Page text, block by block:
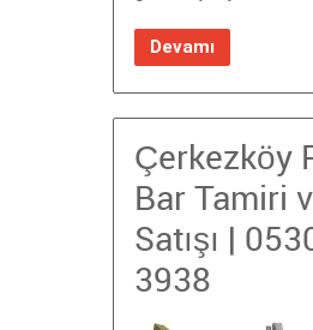
Devamı
Çerkezköy
Bar Tamiri
Satışı |
3938